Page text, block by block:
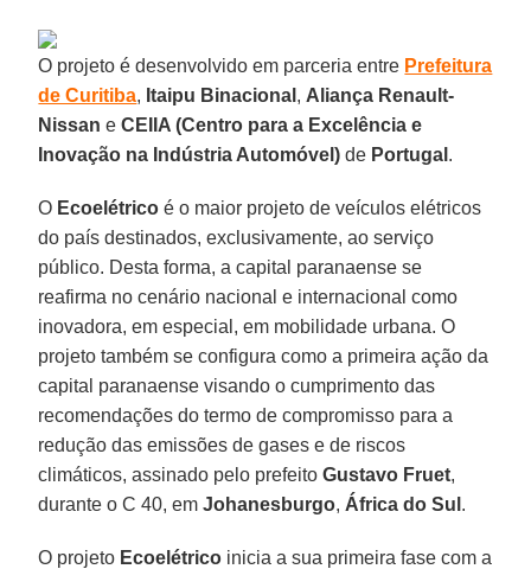
O projeto é desenvolvido em parceria entre Prefeitura
de Curitiba, Itaipu Binacional , Aliança Renault-
Nissan eCEIIA (Centro para a Excelência e
Inovação na Indústria Automóvel) de Portugal .
O Ecoelétrico é o maior projeto de veículos elétricos
do país destinados, exclusivamente, ao serviço
público. Desta forma, a capital paranaense se
reafirma no cenário nacional e internacional como
inovadora, em especial, em mobilidade urbana. O
projeto também se configura como a primeira ação da
capital paranaense visando o cumprimento das
recomendações do termo de compromisso para a
redução das emissões de gases e de riscos
climáticos, assinado pelo prefeitoGustavo Fruet,
durante o C 40, emJohanesburgo, África do Sul .
O projeto Ecoelétrico inicia a sua primeira fase com a